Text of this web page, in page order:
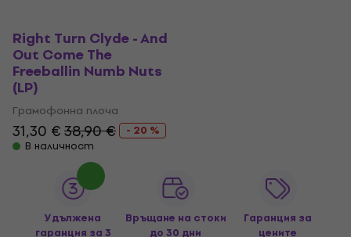
Right Turn Clyde - And
Out Come The
Freeballin Numb Nuts
(LP)
Грамофонна плоча
31,30 €38,90 €
- 20 %
В наличност
Удължена
гаранция за 3
Връщане на стоки
до 30 дни
Гаранция за
цените